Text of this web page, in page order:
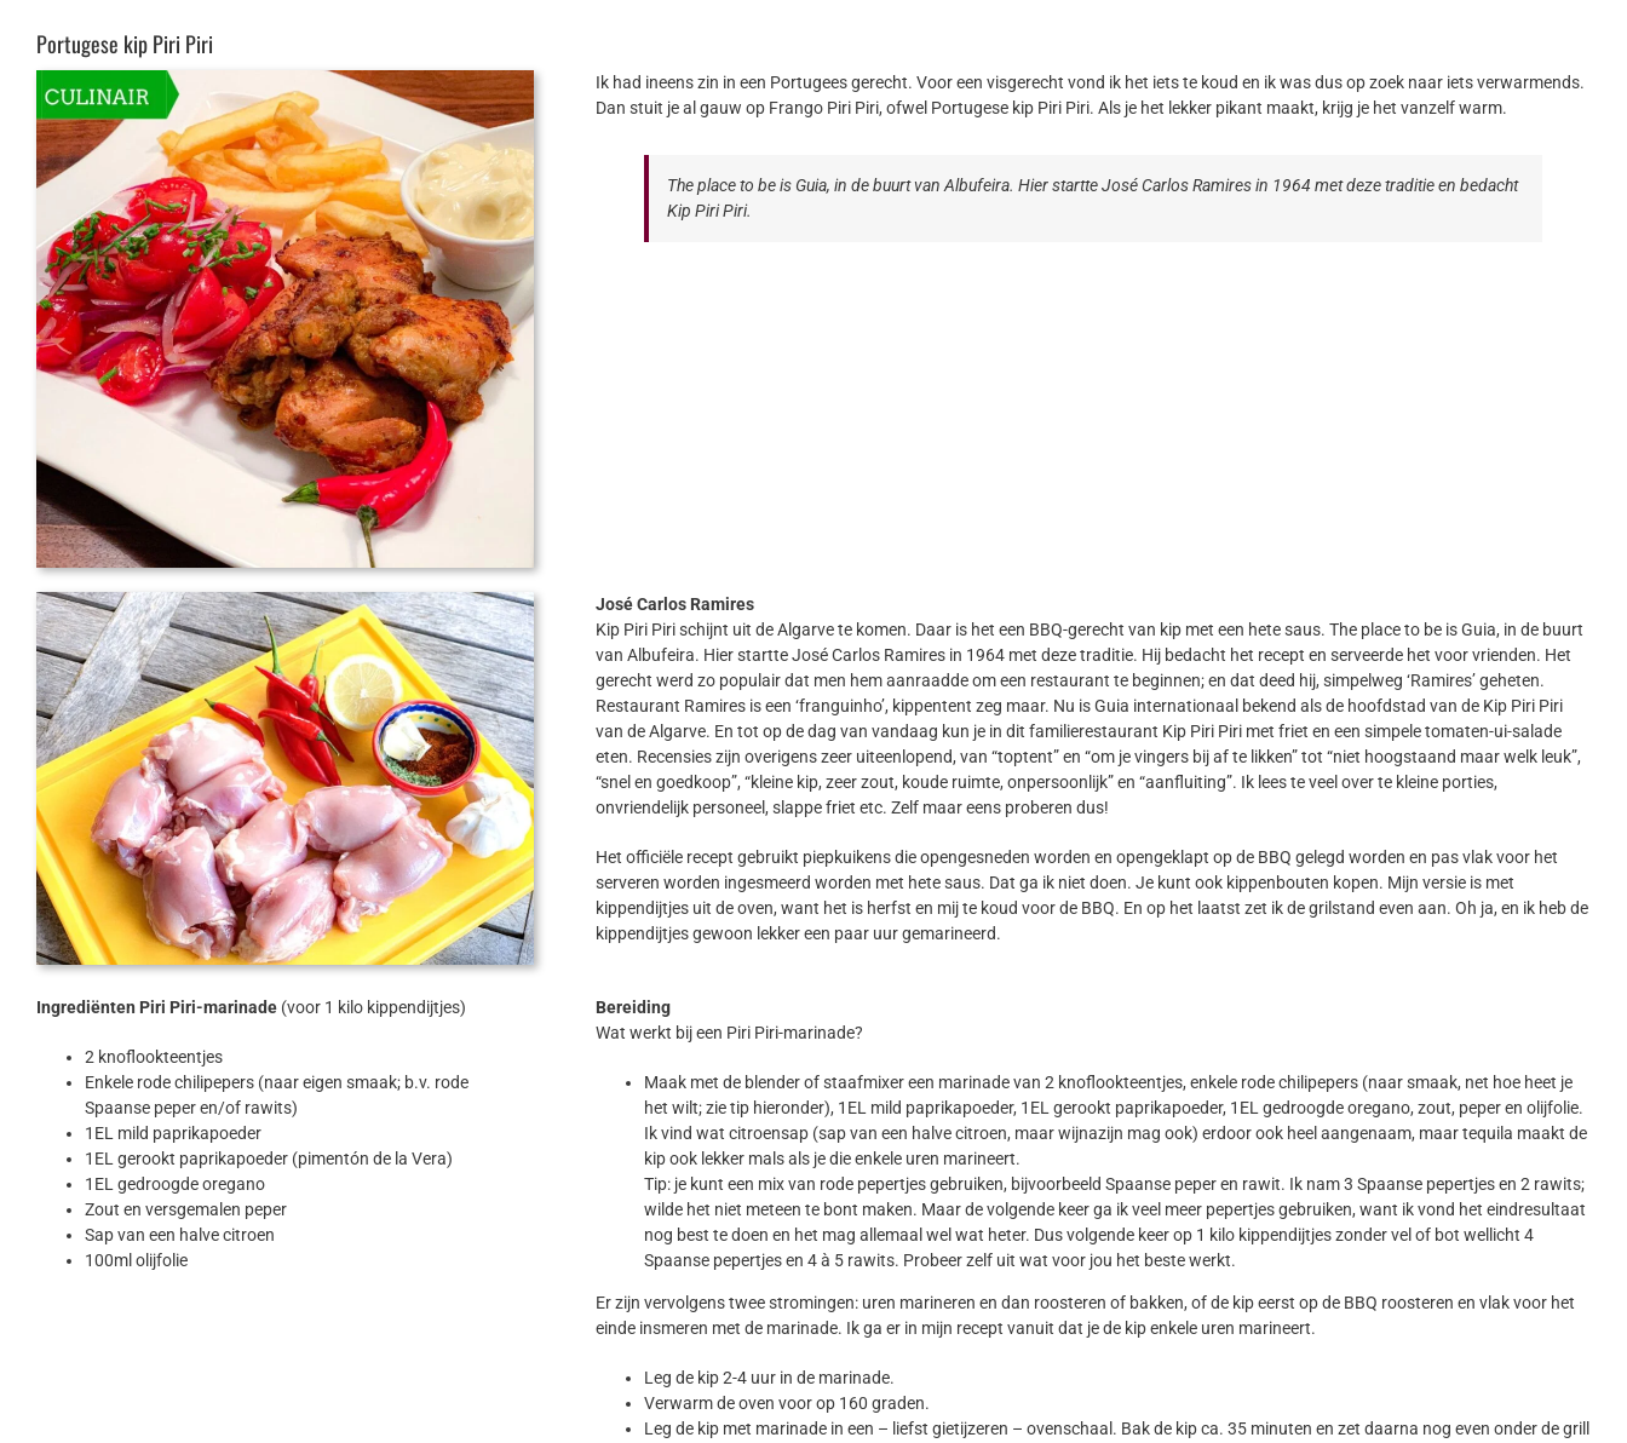
Portugese kip Piri Piri
Ik had ineens zin in een Portugees gerecht. Voor een visgerecht vond ik het iets te koud en ik was dus op zoek naar iets verwarmends.
Dan stuit je al gauw op Frango Piri Piri, ofwel Portugese kip Piri Piri. Als je het lekker pikant maakt, krijg je het vanzelf warm.
The place to be is Guia, in de buurt van Albufeira. Hier startte José Carlos Ramires in 1964 met deze traditie en bedacht
Kip Piri Piri.
José Carlos Ramires
Kip Piri Piri schijnt uit de Algarve te komen. Daar is het een BBQ-gerecht van kip met een hete saus. The place to be is Guia, in de buurt
van Albufeira. Hier startte José Carlos Ramires in 1964 met deze traditie. Hij bedacht het recept en serveerde het voor vrienden. Het
gerecht werd zo populair dat men hem aanraadde om een restaurant te beginnen; en dat deed hij, simpelweg ‘Ramires’ geheten.
Restaurant Ramires is een ‘franguinho’, kippentent zeg maar. Nu is Guia internationaal bekend als de hoofdstad van de Kip Piri Piri
van de Algarve. En tot op de dag van vandaag kun je in dit familierestaurant Kip Piri Piri met friet en een simpele tomaten-ui-salade
eten. Recensies zijn overigens zeer uiteenlopend, van “toptent” en “om je vingers bij af te likken” tot “niet hoogstaand maar welk leuk”,
“snel en goedkoop”, “kleine kip, zeer zout, koude ruimte, onpersoonlijk” en “aanfluiting”. Ik lees te veel over te kleine porties,
onvriendelijk personeel, slappe friet etc. Zelf maar eens proberen dus!
Het officiële recept gebruikt piepkuikens die opengesneden worden en opengeklapt op de BBQ gelegd worden en pas vlak voor het
serveren worden ingesmeerd worden met hete saus. Dat ga ik niet doen. Je kunt ook kippenbouten kopen. Mijn versie is met
kippendijtjes uit de oven, want het is herfst en mij te koud voor de BBQ. En op het laatst zet ik de grilstand even aan. Oh ja, en ik heb de
kippendijtjes gewoon lekker een paar uur gemarineerd.
Ingrediënten Piri Piri-marinade (voor 1 kilo kippendijtjes)
2 knoflookteentjes
Enkele rode chilipepers (naar eigen smaak; b.v. rode
Spaanse peper en/of rawits)
1EL mild paprikapoeder
1EL gerookt paprikapoeder (pimentón de la Vera)
1EL gedroogde oregano
Zout en versgemalen peper
Sap van een halve citroen
100ml olijfolie
Bereiding
Wat werkt bij een Piri Piri-marinade?
Maak met de blender of staafmixer een marinade van 2 knoflookteentjes, enkele rode chilipepers (naar smaak, net hoe heet je
het wilt; zie tip hieronder), 1EL mild paprikapoeder, 1EL gerookt paprikapoeder, 1EL gedroogde oregano, zout, peper en olijfolie.
Ik vind wat citroensap (sap van een halve citroen, maar wijnazijn mag ook) erdoor ook heel aangenaam, maar tequila maakt de
kip ook lekker mals als je die enkele uren marineert.
Tip: je kunt een mix van rode pepertjes gebruiken, bijvoorbeeld Spaanse peper en rawit. Ik nam 3 Spaanse pepertjes en 2 rawits;
wilde het niet meteen te bont maken. Maar de volgende keer ga ik veel meer pepertjes gebruiken, want ik vond het eindresultaat
nog best te doen en het mag allemaal wel wat heter. Dus volgende keer op 1 kilo kippendijtjes zonder vel of bot wellicht 4
Spaanse pepertjes en 4 à 5 rawits. Probeer zelf uit wat voor jou het beste werkt.
Er zijn vervolgens twee stromingen: uren marineren en dan roosteren of bakken, of de kip eerst op de BBQ roosteren en vlak voor het
einde insmeren met de marinade. Ik ga er in mijn recept vanuit dat je de kip enkele uren marineert.
Leg de kip 2-4 uur in de marinade.
Verwarm de oven voor op 160 graden.
Leg de kip met marinade in een – liefst gietijzeren – ovenschaal. Bak de kip ca. 35 minuten en zet daarna nog even onder de grill